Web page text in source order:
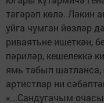
тәгәрәп көлә. Ләкин
уйга чумган йөзләр
риваятьне ишеткән,
пәриләр, кешелеккә
ямь табып
артистлар ни
«...Сандугачым